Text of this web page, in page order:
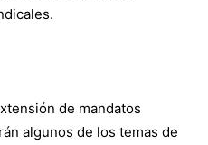
de mandatos
algunos de los temas de